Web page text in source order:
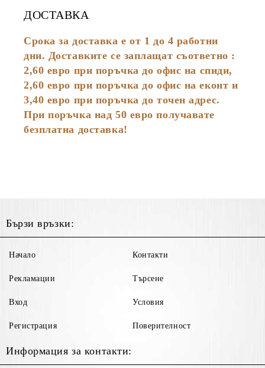
ДОСТАВКА
Срока за доставка е от 1 до 4 работни
дни. Доставките се заплащат съответно :
2,60 евро при поръчка до офис на спиди,
2,60 евро при поръчка до офис на еконт и
3,40 евро при поръчка до точен адрес.
При поръчка над 50 евро получавате
безплатна доставка!
Бързи връзки:
Начало
Рекламации
Вход
Регистрация
Контакти
Търсене
Условия
Поверителност
Информация за контакти: